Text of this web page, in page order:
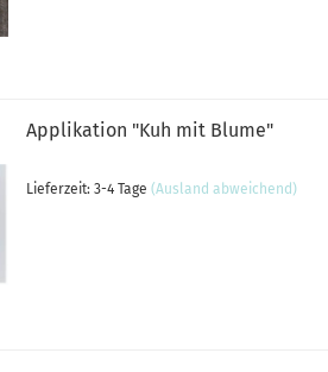
Applikation "Kuh mit Blume"
Lieferzeit: 3-4 Tage (Ausland abweichend)